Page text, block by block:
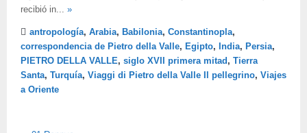
recibió in... »
antropología, Arabia, Babilonia, Constantinopla,
correspondencia de Pietro della Valle, Egipto, India, Persia,
PIETRO DELLA VALLE, siglo XVII primera mitad , Tierra
Santa, Turquía, Viaggi di Pietro della Valle Il pellegrino, Viajes
a Oriente